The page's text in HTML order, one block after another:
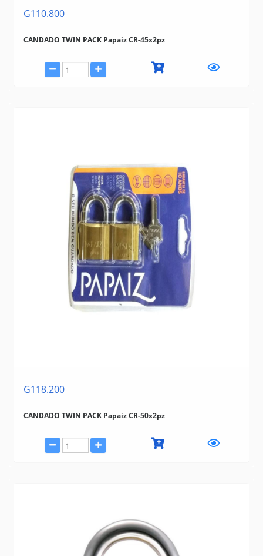
G110.800
CANDADO TWIN PACK Papaiz CR-45x2pz
G118.200
CANDADO TWIN PACK Papaiz CR-50x2pz